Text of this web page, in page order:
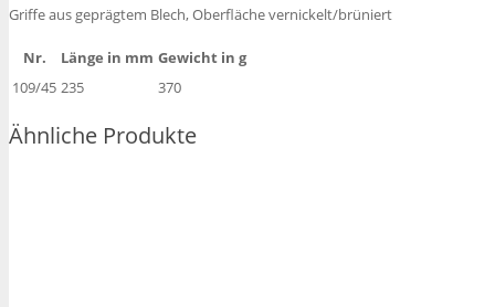
Griffe aus geprägtem Blech, Oberfläche vernickelt/brüniert
Nr. Länge in mm Gewicht in g
109/45 235 370
Ähnliche Produkte